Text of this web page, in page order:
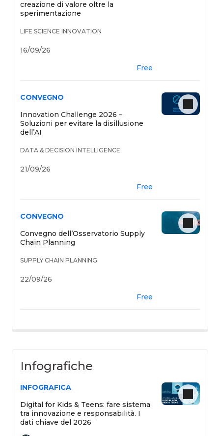
LIFE SCIENCE INNOVATION
creazione di valore oltre la
sperimentazione
16/09/26
Free
DATA & DECISION INTELLIGENCE
CONVEGNO
Innovation Challenge 2026 –
Soluzioni per evitare la disillusione
dell’AI
21/09/26
Free
SUPPLY CHAIN PLANNING
CONVEGNO
Convegno dell’Osservatorio Supply
Chain Planning
22/09/26
Free
Infografiche
INFOGRAFICA
Digital for Kids & Teens: fare sistema
tra innovazione e responsabilità. I
dati chiave del 2026